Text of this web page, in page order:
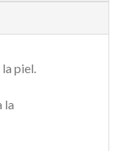
piel.
la